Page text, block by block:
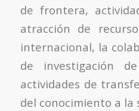
de frontera,
atracción de
internacional, la
de investigación
actividades de
del conocimiento a la